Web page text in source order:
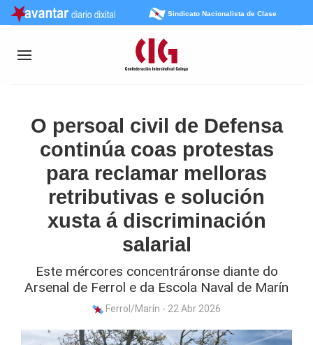
Sindicato Nacionalista de Clase
O persoal civil de Defensa
continúa coas protestas
para reclamar melloras
retributivas e solución
xusta á discriminación
salarial
Este mércores concentráronse diante do
Arsenal de Ferrol e da Escola Naval de Marín
Ferrol/Marín - 22 Abr 2026